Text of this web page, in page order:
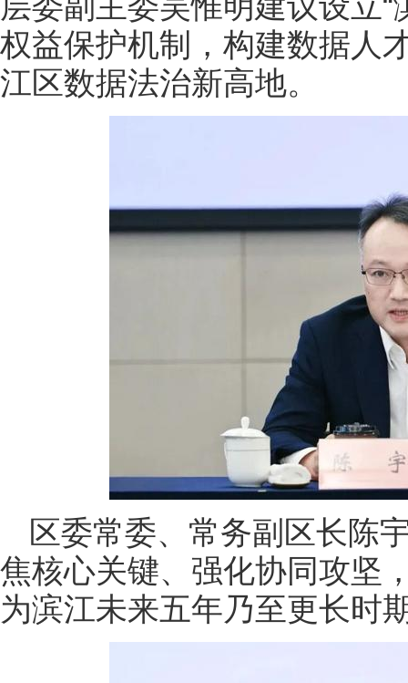
权益保护机制，构建数据人
江区数据法治新高地。
区委常委、常务副区长陈
焦核心关键、强化协同攻坚
为滨江未来五年乃至更长时